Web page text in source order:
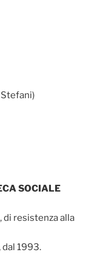
Stefani)
SOCIALE
di resistenza alla
1993.